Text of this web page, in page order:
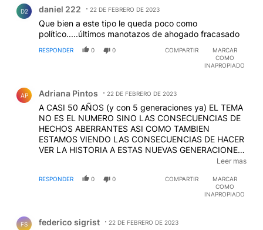
D2 daniel 222 22 DE FEBRERO DE 2023
Que bien a este tipo le queda poco como
político.....últimos manotazos de ahogado fracasado
RESPONDER 0 0 COMPARTIR
MARCAR
COMO
INAPROPIADO
AP Adriana Pintos 22 DE FEBRERO DE 2023
A CASI 50 AÑOS (y con 5 generaciones ya) EL TEMA
NO ES EL NUMERO SINO LAS CONSECUENCIAS DE
HECHOS ABERRANTES ASI COMO TAMBIEN
ESTAMOS VIENDO LAS CONSECUENCIAS DE HACER
VER LA HISTORIA A ESTAS NUEVAS GENERACIONES
DESDE UN RELATO SIN FIN QUE HOY LLEVA COMO
SECUESTRADOR MILLO. NARIO
Leer mas
RESPONDER 0 0 COMPARTIR
MARCAR
COMO
INAPROPIADO
FS federico sigrist 22 DE FEBRERO DE 2023